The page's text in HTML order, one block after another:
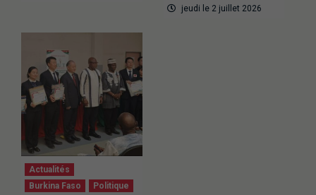
jeudi le 2 juillet 2026
Actualités
Burkina Faso
Politique